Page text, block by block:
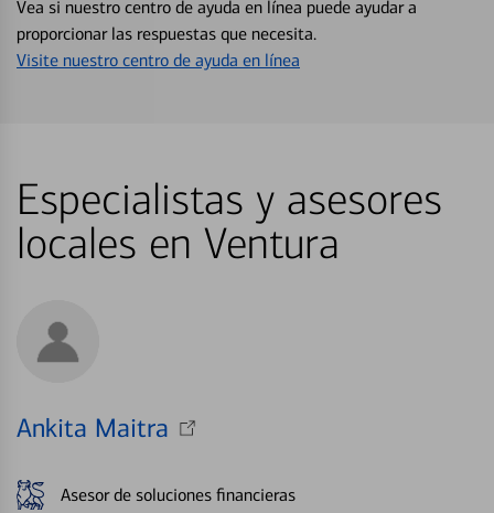
Vea si nuestro centro de ayuda en línea puede ayudar a
proporcionar las respuestas que necesita.
Visite nuestro centro de ayuda en línea
Especialistas y asesores
locales en Ventura
Ankita Maitra
Asesor de soluciones financieras